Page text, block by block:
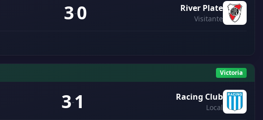
3-0 River Plate
Visitante
Victoria
3-1 Racing Club
Local